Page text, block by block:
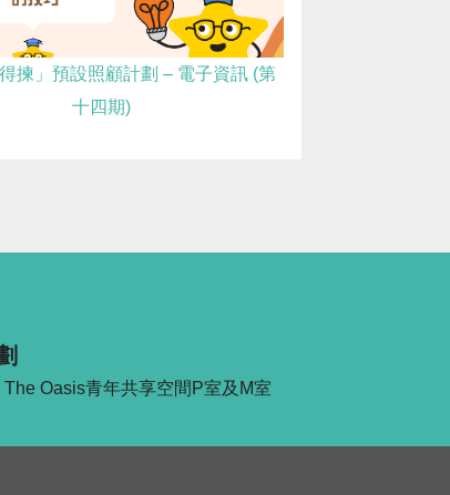
得揀」預設照顧計劃 – 電子資訊 (第
十四期)
Oasis青年共享空間P室及M室